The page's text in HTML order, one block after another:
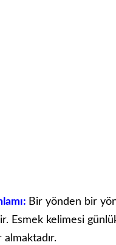
Bir yönden bir
Esmek kelimesi
almaktadır.